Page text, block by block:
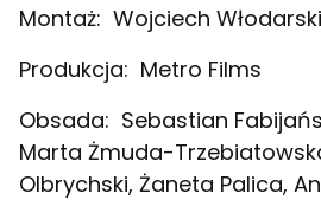
Montaż: Wojciech Włodarski
Produkcja: Metro Films
Obsada: Sebastian
Marta Żmuda-
Olbrychski, Żaneta Palica,